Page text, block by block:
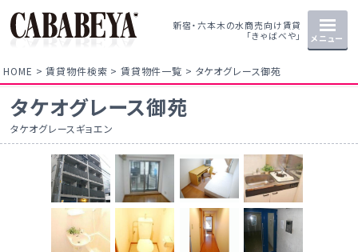
新宿・六本木の水商売向け賃貸
「きゃばべや」
メニュー
HOME 賃貸物件検索 賃貸物件一覧 タケオグレース御苑
タケオグレース御苑
タケオグレースギョエン